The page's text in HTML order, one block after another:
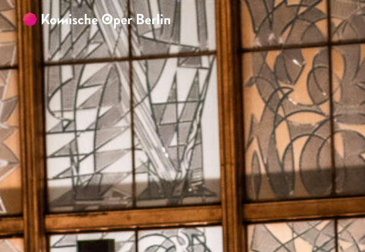
Zum Hauptinhalt springen Zum Footer springen